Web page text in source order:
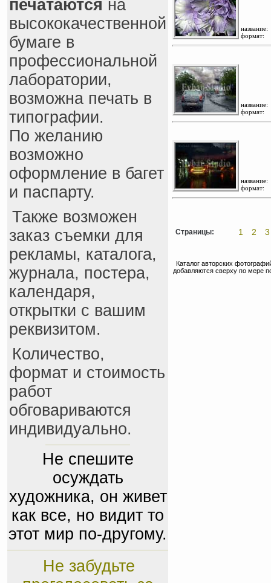
печатаются на
высококачественной
бумаге в
профессиональной
лаборатории,
возможна печать в
типографии.
По желанию
возможно
оформление в багет
и паспарту.
Также возможен
заказ съемки для
рекламы, каталога,
журнала, постера,
календаря,
открытки с вашим
реквизитом.
Количество,
формат и стоимость
работ
обговариваются
индивидуально.
Не спешите
осуждать
художника, он живет
как все, но видит то
этот мир по-другому.
Не забудьте
название:
формат:
название:
формат:
название:
формат:
Страницы: 1 2 3
Каталог авторских
добавляются сверху по мере